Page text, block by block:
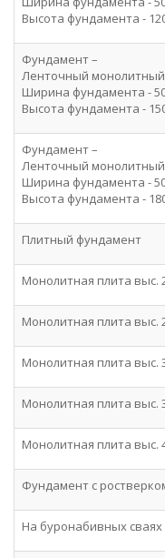
Высота фундамента -
Фундамент –
Ленточный монолитный
Ширина фундамента -
Высота фундамента -
Фундамент –
Ленточный монолитный
Ширина фундамента -
Высота фундамента -
Плитный фундамент
Монолитная плита выс.
Монолитная плита выс.
Монолитная плита выс.
Монолитная плита выс.
Монолитная плита выс.
Фундамент с
На буронабивных сваях